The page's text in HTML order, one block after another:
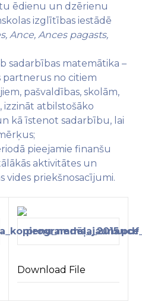
ēdienu un dzērienu
izglītības iestādē
Ance, Ances pagasts,
sadarbības matemātika –
partnerus no citiem
pašvaldības, skolām,
izzināt atbilstošāko
kā īstenot sadarbību, lai
pieejamie finanšu
aktivitātes un
vides priekšnosacījumi.
Download File